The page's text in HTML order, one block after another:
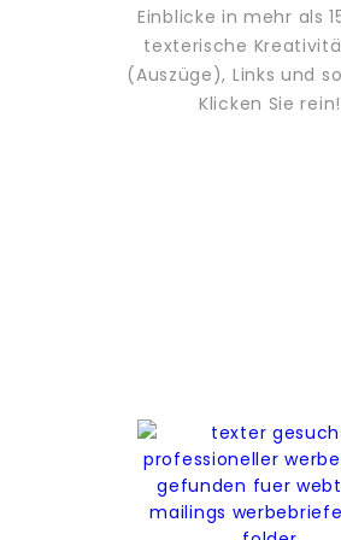
Einblicke in mehr als
texterische
(Auszüge), Links und
Klicken Sie rein!